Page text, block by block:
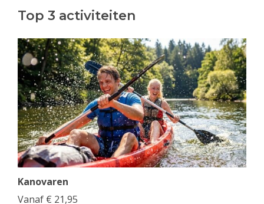
Top 3 activiteiten
Kanovaren
Vanaf € 21,95